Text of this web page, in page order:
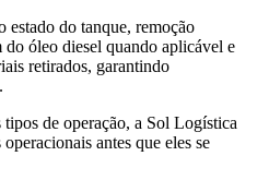
estado do tanque, remoção
óleo diesel quando aplicável e
retirados, garantindo
de operação, a Sol Logística
antes que eles se